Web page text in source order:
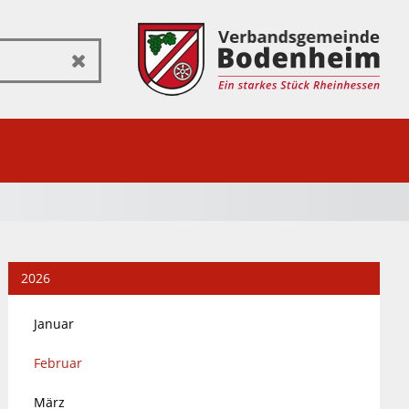
Zurücksetzen
2026
Januar
Februar
März